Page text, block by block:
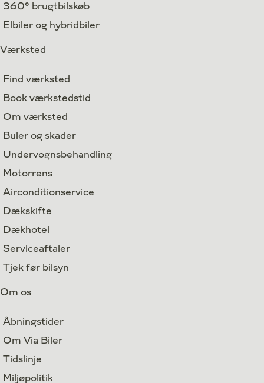
360° brugtbilskøb
Elbiler og hybridbiler
Værksted
Find værksted
Book værkstedstid
Om værksted
Buler og skader
Undervognsbehandling
Motorrens
Airconditionservice
Dækskifte
Dækhotel
Serviceaftaler
Tjek før bilsyn
Om os
Åbningstider
Om Via Biler
Tidslinje
Miljøpolitik